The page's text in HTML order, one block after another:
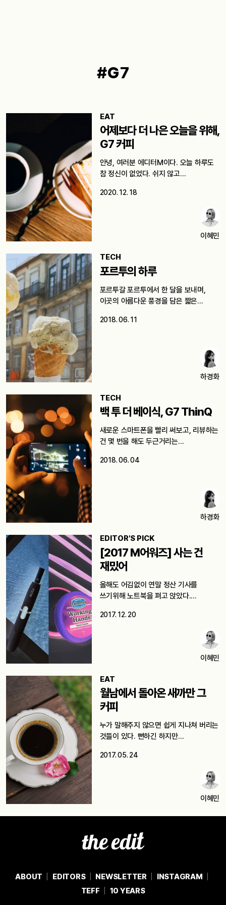
#G7
EAT
어제보다 더 나은 오늘을 위해,
G7 커피
안녕, 여러분 에디터M이다. 오늘 하루도
참 정신이 없었다. 쉬지 않고…
2020. 12. 18
이혜민
TECH
포르투의 하루
포르투갈 포르투에서 한 달을 보내며,
이곳의 아름다운 풍경을 담은 짧은…
2018. 06. 11
하경화
TECH
백 투 더 베이식, G7 ThinQ
새로운 스마트폰을 빨리 써보고, 리뷰하는
건 몇 번을 해도 두근거리는…
2018. 06. 04
하경화
EDITOR'S PICK
[2017 M어워즈] 사는 건
재밌어
올해도 어김없이 연말 정산 기사를
쓰기위해 노트북을 펴고 앉았다.
2017. 12. 20
이혜민
EAT
월남에서 돌아온 새까만 그
커피
누가 말해주지 않으면 쉽게 지나쳐 버리는
것들이 있다. 뻔하긴 하지만…
2017. 05. 24
이혜민
ABOUT EDITORS NEWSLETTER
INSTAGRAM
TEFF
10 YEARS